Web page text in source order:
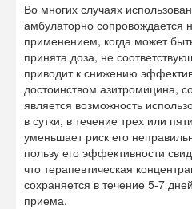
Во многих случаях
амбулаторно сопровождается
применением, когда может
принята доза, не
приводит к снижению
достоинством азитромицина,
является возможность
в сутки, в течение трех или
уменьшает риск его
пользу его эффективности
что терапевтическая
сохраняется в течение 5-7
приема.